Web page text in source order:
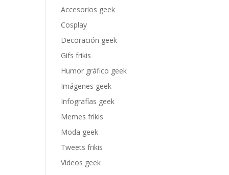
Accesorios geek
Cosplay
Decoración geek
Gifs frikis
Humor gráfico geek
Imágenes geek
Infografías geek
Memes frikis
Moda geek
Tweets frikis
Vídeos geek